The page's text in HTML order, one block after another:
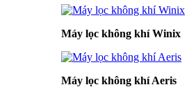
Máy lọc không khí Winix
Máy lọc không khí Aeris